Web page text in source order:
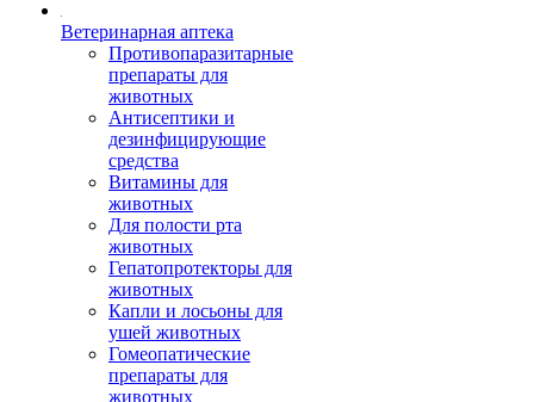
Ветеринарная аптека
Противопаразитарные
препараты для
животных
Антисептики и
дезинфицирующие
средства
Витамины для
животных
Для полости рта
животных
Гепатопротекторы для
животных
Капли и лосьоны для
ушей животных
Гомеопатические
препараты для
животных